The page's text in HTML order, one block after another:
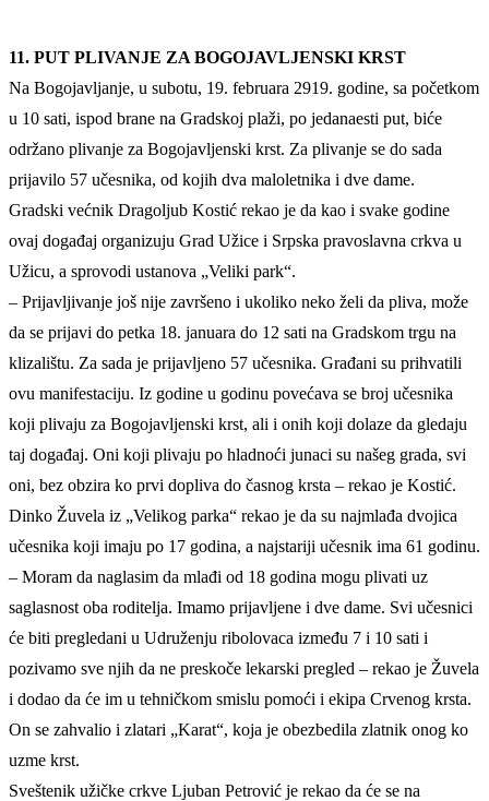
11. PUT PLIVANJE ZA BOGOJAVLJENSKI KRST
Na Bogojavljanje, u subotu, 19. februara 2919. godine, sa početkom
u 10 sati, ispod brane na Gradskoj plaži, po jedanaesti put, biće
održano plivanje za Bogojavljenski krst. Za plivanje se do sada
prijavilo 57 učesnika, od kojih dva maloletnika i dve dame.
Gradski većnik Dragoljub Kostić rekao je da kao i svake godine
ovaj događaj organizuju Grad Užice i Srpska pravoslavna crkva u
Užicu, a sprovodi ustanova „Veliki park“.
– Prijavljivanje još nije završeno i ukoliko neko želi da pliva, može
da se prijavi do petka 18. januara do 12 sati na Gradskom trgu na
klizalištu. Za sada je prijavljeno 57 učesnika. Građani su prihvatili
ovu manifestaciju. Iz godine u godinu povećava se broj učesnika
koji plivaju za Bogojavljenski krst, ali i onih koji dolaze da gledaju
taj događaj. Oni koji plivaju po hladnoći junaci su našeg grada, svi
oni, bez obzira ko prvi dopliva do časnog krsta – rekao je Kostić.
Dinko Žuvela iz „Velikog parka“ rekao je da su najmlađa dvojica
učesnika koji imaju po 17 godina, a najstariji učesnik ima 61 godinu.
– Moram da naglasim da mlađi od 18 godina mogu plivati uz
saglasnost oba roditelja. Imamo prijavljene i dve dame. Svi učesnici
će biti pregledani u Udruženju ribolovaca između 7 i 10 sati i
pozivamo sve njih da ne preskoče lekarski pregled – rekao je Žuvela
i dodao da će im u tehničkom smislu pomoći i ekipa Crvenog krsta.
On se zahvalio i zlatari „Karat“, koja je obezbedila zlatnik onog ko
uzme krst.
Sveštenik užičke crkve Ljuban Petrović je rekao da će se na